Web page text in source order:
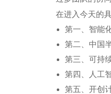
在进入今天的
第一、智能
第二、中国
第三、可持
第四、人工
第五、开创